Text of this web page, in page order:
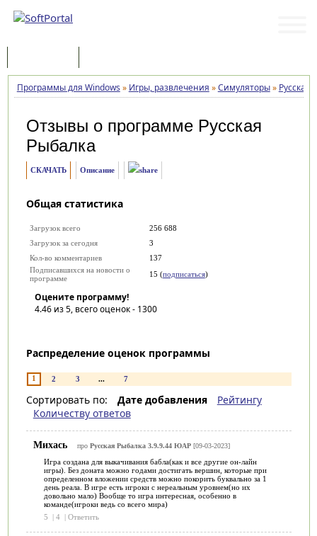
Программы для Windows » Игры, развлечения »Симуляторы» Русская
Отзывы о программе Русская
Рыбалка
СКАЧАТЬ Описание
Общая статистика
Загрузок всего
256 688
Загрузок за сегодня
3
Кол-во комментариев
137
Подписавшихся на новости о
программе
15 (подписаться)
Оцените программу!
4.46из 5, всего оценок - 1300
Распределение оценок программы
1 2 3 ... 7
Сортировать по: Дате добавления
Рейтингу
Количеству ответов
Михась про Русская Рыбалка 3.9.9.44 ЮАР[09-03-2023]
Игра создана для выкачивания бабла(как и все другие он-лайн
игры). Без доната можно годами достигать вершин, которые при
определенном вложении средств можно покорить буквально за 1
день реала. В игре есть игроки с нереальным уровнем(но их
довольно мало) Вообще то игра интересная, особенно в
команде(игроки ведь со всего мира)
5
| 4 | Ответить